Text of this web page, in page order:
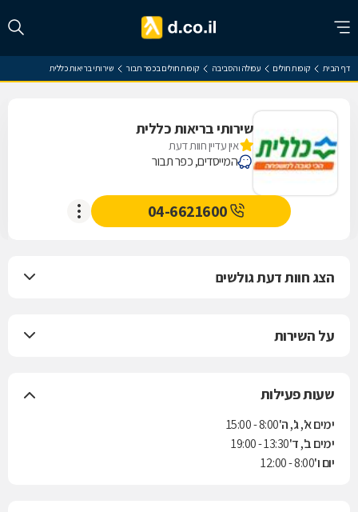
דף הבית קופות חולים עפולה והסביבה קופות חולים בכפר תבור שירותי בריאות כללית
שירותי בריאות כללית
אין עדיין חוות דעת
המייסדים, כפר תבור
04-6621600
הצג חוות דעת גולשים
על השירות
שעות פעילות
ימים א', ג', ה'8:00 - 15:00
ימים ב', ד'13:30 - 19:00
יום ו'8:00 - 12:00